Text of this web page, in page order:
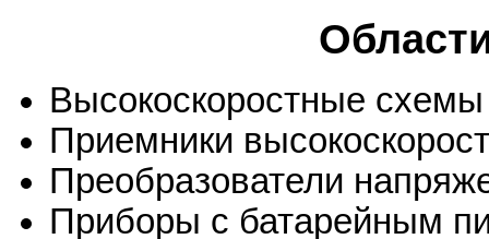
Высокоскоростные схемы
Приемники
Преобразователи
Приборы с батарейным